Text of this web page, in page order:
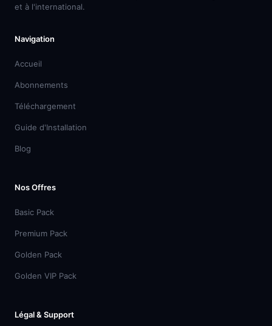
et à l'international.
Navigation
Accueil
Abonnements
Téléchargement
Guide d'Installation
Blog
Nos Offres
Basic Pack
Premium Pack
Golden Pack
Golden VIP Pack
Légal & Support